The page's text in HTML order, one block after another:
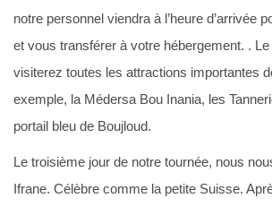
notre personnel viendra à l’heure d’arrivée
et vous transférer à votre hébergement. .
visiterez toutes les attractions importantes
exemple, la Médersa Bou Inania, les
portail bleu de Boujloud.
Le troisième jour de notre tournée, nous
Ifrane. Célèbre comme la petite Suisse.